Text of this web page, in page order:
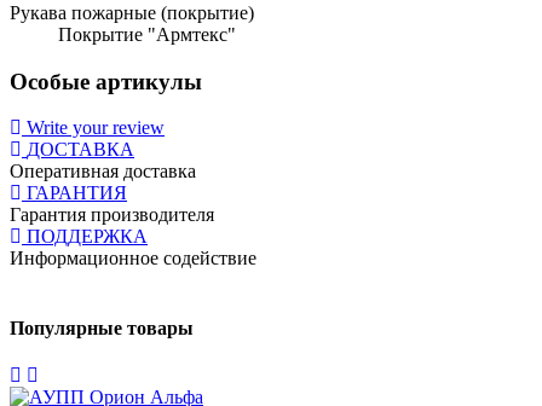
Рукава пожарные (покрытие)
Покрытие "Армтекс"
Особые артикулы
Write your review
ДОСТАВКА
Оперативная доставка
ГАРАНТИЯ
Гарантия производителя
ПОДДЕРЖКА
Информационное содействие
Популярные товары